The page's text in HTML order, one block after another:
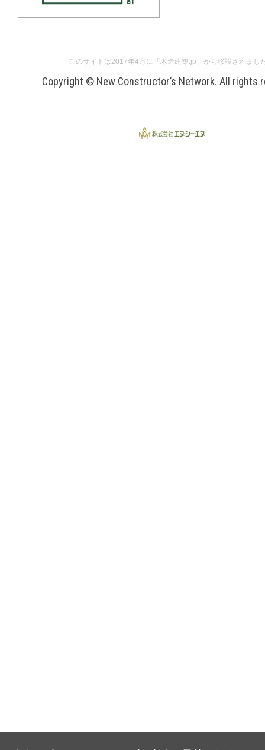
このサイトは2017年4月に「木造建築.jp」から移設されまし
Copyright © New Constructor’s Network. All rights